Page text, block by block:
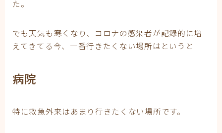
た。
でも天気も寒くなり、コロナの感染者が記録的に増
えてきてる今、一番行きたくない場所はというと
病院
特に救急外来はあまり行きたくない場所です。